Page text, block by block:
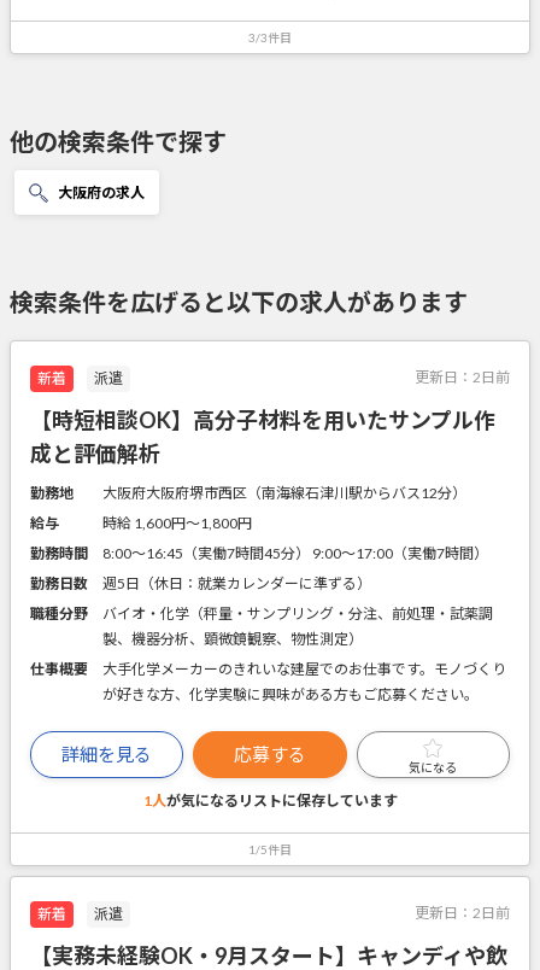
3/3件目
他の検索条件で探す
大阪府の求人
検索条件を広げると以下の求人があります
新着 派遣 更新日： 2日前
【時短相談OK】高分子材料を用いたサンプル作
成と評価解析
勤務地
大阪府大阪府堺市西区（南海線石津川駅からバス12分）
給与
時給 1,600円〜1,800円
勤務時間
8:00～16:45（実働7時間45分） 9:00～17:00（実働7時間）
勤務日数
週5日（休日：就業カレンダーに準ずる）
職種分野
バイオ・化学（秤量・サンプリング・分注、前処理・試薬調
製、機器分析、顕微鏡観察、物性測定）
仕事概要
大手化学メーカーのきれいな建屋でのお仕事です。モノづくり
が好きな方、化学実験に興味がある方もご応募ください。
詳細を見る 応募する
気になる
1人が気になるリストに保存しています
1/5件目
新着 派遣 更新日： 2日前
【実務未経験OK・9月スタート】キャンディや飲